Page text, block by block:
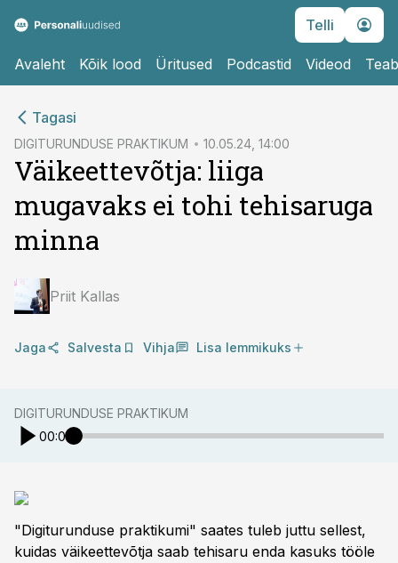
Telli
Avaleht Kõik lood Üritused Podcastid Videod
Tagasi
DIGITURUNDUSE PRAKTIKUM 10.05.24, 14:00
Väikeettevõtja: liiga
mugavaks ei tohi tehisaruga
minna
Priit Kallas
Jaga Salvesta Vihja Lisa lemmikuks
DIGITURUNDUSE PRAKTIKUM
00:00
"Digiturunduse praktikumi" saates tuleb juttu sellest,
kuidas väikeettevõtja saab tehisaru enda kasuks tööle